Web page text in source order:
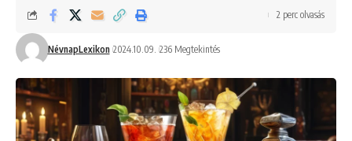
NévnapLexikon 2024.10.09. 236 Megtekintés
2 perc olvasás